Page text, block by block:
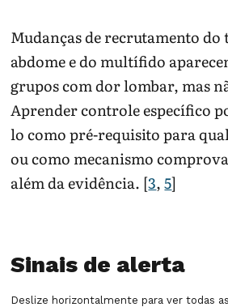
Mudanças de recrutamento do
abdome e do multífido
grupos com dor lombar, mas
Aprender controle específico
lo como pré-requisito para
ou como mecanismo
além da evidência. [3,5]
Sinais de alerta
Deslize horizontalmente para ver todas